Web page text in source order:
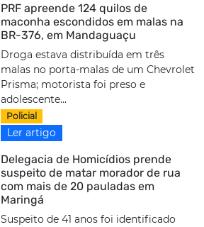
PRF apreende 124 quilos de
maconha escondidos em malas na
BR-376, em Mandaguaçu
Droga estava distribuída em três
malas no porta-malas de um Chevrolet
Prisma; motorista foi preso e
adolescente...
Policial
Ler artigo
Delegacia de Homicídios prende
suspeito de matar morador de rua
com mais de 20 pauladas em
Maringá
Suspeito de 41 anos foi identificado